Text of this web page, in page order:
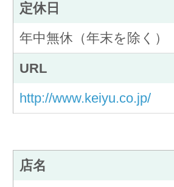
定休日
年中無休（年末を除く）
URL
http://www.keiyu.co.jp/
店名